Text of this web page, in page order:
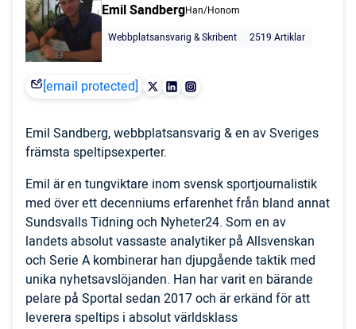
Emil SandbergHan/Honom
Webbplatsansvarig & Skribent
2519 Artiklar
[email protected]
Emil Sandberg, webbplatsansvarig & en av Sveriges
främsta speltipsexperter.
Emil är en tungviktare inom svensk sportjournalistik
med över ett decenniums erfarenhet från bland annat
Sundsvalls Tidning och Nyheter24. Som en av
landets absolut vassaste analytiker på Allsvenskan
och Serie A kombinerar han djupgående taktik med
unika nyhetsavslöjanden. Han har varit en bärande
pelare på Sportal sedan 2017 och är erkänd för att
leverera speltips i absolut världsklass